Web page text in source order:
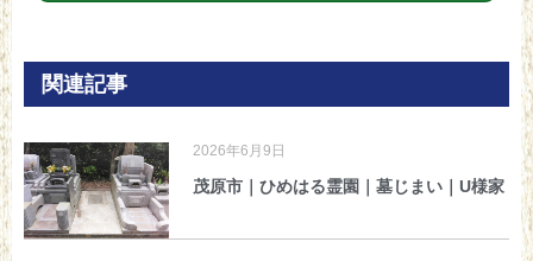
関連記事
茂原市｜ひめはる霊園｜墓じまい｜U様家
2026年6月9日